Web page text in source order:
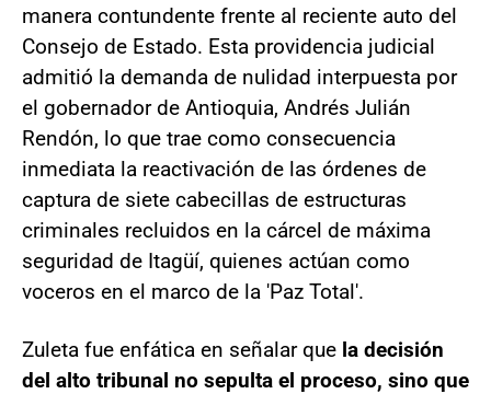
manera contundente frente al reciente auto del
Consejo de Estado. Esta providencia judicial
admitió la demanda de nulidad interpuesta por
el gobernador de Antioquia, Andrés Julián
Rendón, lo que trae como consecuencia
inmediata la reactivación de las órdenes de
captura de siete cabecillas de estructuras
criminales recluidos en la cárcel de máxima
seguridad de Itagüí, quienes actúan como
voceros en el marco de la 'Paz Total'.
Zuleta fue enfática en señalar que la decisión
del alto tribunal no sepulta el proceso, sino que